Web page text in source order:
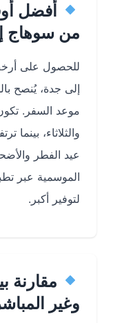
أفضل
من سوهاج إلى
للحصول على أرخص
موعد السفر. تكون
والثلاثاء، بينما
عيد الفطر والأضحى.
لتوفير أكبر.
مقارنة بين
وغير